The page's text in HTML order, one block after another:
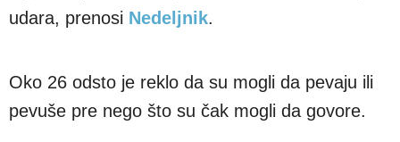
udara, prenosi Nedeljnik.
Oko 26 odsto je reklo da su mogli da pevaju ili
pevuše pre nego što su čak mogli da govore.